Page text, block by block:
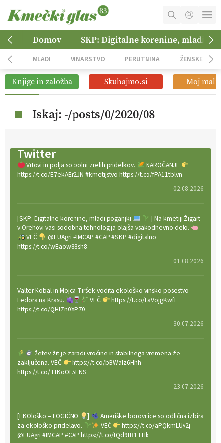
MOJ RAČUN
NAROČITE SE
OGLASNO TRŽENJE
Domov SKP: Digitalne korenine, mladi
MLADI VINARSTVO PERUTNINA ŽENSKE
Knjige in založba Skuhajmo.si Moj mali
Iskaj: -/posts/0/2020/08
Twitter
Vrtovi in polja so polni zrelih pridelkov.
NAROČANJE
https://t.co/E7ekAEr2JN #kmetijstvo https://t.co/fPA11tblvn
02.08.2026
[SKP: Digitalne korenine, mladi poganjki
] Na kmetiji Žigart
v Orehovi vasi sodobna tehnologija olajša vsakodnevno delo.
VEČ
@EUAgri #IMCAP #CAP #SKP #digitalno
https://t.co/wEaow88sh8
01.08.2026
Valter Kobal in Mojca Tiršek vodita ekološko vinsko posestvo
Fedora na Krasu.
VEČ
https://t.co/LaVojgKwfF
https://t.co/QHIZn0XP70
30.07.2026
Žetev žit je zaradi vročine in stabilnega vremena že
zaključena. VEČ
https://t.co/bBWaIz6Hhh
https://t.co/TtKoOF5ENS
23.07.2026
[EKOloško = LOGIČNO ]
Ameriške borovnice so odlična izbira
za ekološko pridelavo.
VEČ
https://t.co/aPQkmLUy2j
@EUAgri #IMCAP #CAP https://t.co/tQd9tB1THk